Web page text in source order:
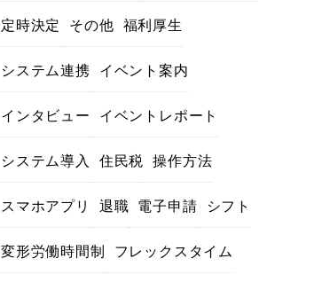
定時決定 その他 福利厚生
システム連携 イベント案内
インタビュー イベントレポート
システム導入 住民税 操作方法
スマホアプリ 退職 電子申請 シフト
変形労働時間制 フレックスタイム